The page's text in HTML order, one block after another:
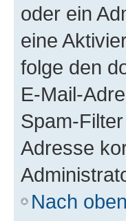
oder ein
eine
folge den
E-Mail-
Spam-
Adresse
Nach oben